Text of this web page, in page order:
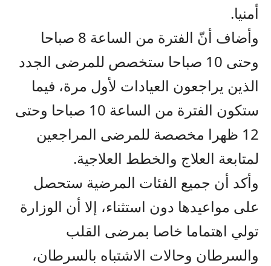
أمنيا.
وأضاف أنّ الفترة من الساعة 8 صباحا
وحتى 10 صباحا ستخصص للمرضى الجدد
الذين يراجعون العيادات لأول مرة، فيما
ستكون الفترة من الساعة 10 صباحا وحتى
12 ظهرا مخصصة للمرضى المراجعين
لمتابعة العلاج والخطط العلاجية.
وأكد أن جميع الفئات المرضية ستحصل
على مواعيدها دون استثناء، إلا أن الوزارة
تولي اهتماما خاصا بمرضى القلب
والسرطان وحالات الاشتباه بالسرطان،